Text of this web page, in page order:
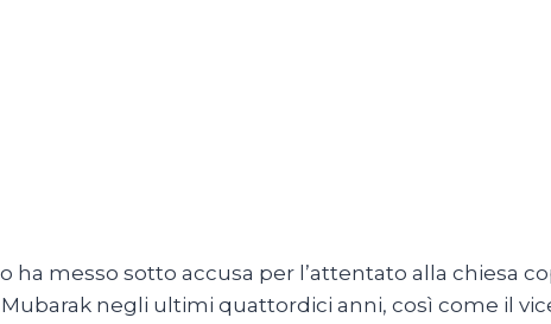
messo sotto accusa per l’attentato alla chiesa
negli ultimi quattordici anni, così come il